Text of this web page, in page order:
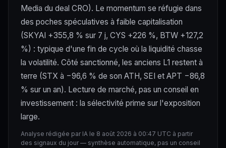
Media du deal CRO). Le momentum se réfugie dans
des poches spéculatives à faible capitalisation
(SKYAI +355,8 % sur 7 j, CYS +226 %, BTW +127,2
%) : typique d'une fin de cycle où la liquidité chasse
la volatilité. Côté sanctionné, les anciens L1 restent à
terre (STX à −96,6 % de son ATH, SEI et APT −86,8
% sur un an). Lecture de marché, pas un conseil en
investissement : la sélectivité prime sur l'exposition
large.
Analyse rédigée par IA le 8 août 2026 à 00:47 UTC à partir
des signaux du jour — synthèse automatique, pas un conseil